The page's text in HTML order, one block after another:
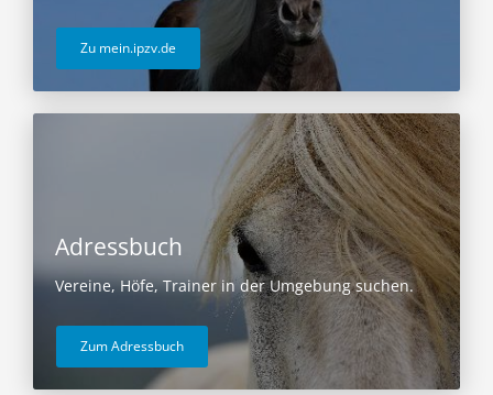
Zu mein.ipzv.de
Adressbuch
Vereine, Höfe, Trainer in der Umgebung suchen.
Zum Adressbuch